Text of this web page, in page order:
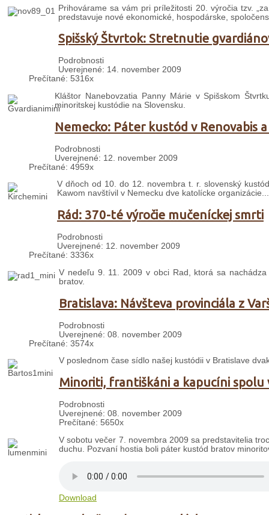
Prihovárame sa vám pri príležitosti 20. výročia tzv.
predstavuje nové ekonomické, hospodárske,
Spišský Štvrtok: Stretnutie
Podrobnosti
Uverejnené: 14. november 2009
Prečítané: 5316x
Kláštor Nanebovzatia Panny Márie v Spišskom
minoritskej kustódie na Slovensku.
Nemecko: Páter kustód v Renovabis
Podrobnosti
Uverejnené: 12. november 2009
Prečítané: 4959x
V dňoch od 10. do 12. novembra t. r. slovenský
Kawom navštívil v Nemecku dve katolícke organizácie...
Rád: 370-té výročie mučeníckej smrti
Podrobnosti
Uverejnené: 12. november 2009
Prečítané: 3336x
V nedeľu 9. 11. 2009 v obci Rad, ktorá sa
bratov.
Bratislava: Návšteva provinciála z
Podrobnosti
Uverejnené: 08. november 2009
Prečítané: 3574x
V poslednom čase sídlo našej kustódii v Bratislave
Minoriti, františkáni a kapucíni spolu
Podrobnosti
Uverejnené: 08. november 2009
Prečítané: 5650x
V sobotu večer 7. novembra 2009 sa predstavitelia
duchu. Pozvaní hostia boli páter kustód bratov
Download